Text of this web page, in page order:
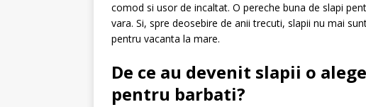
comod si usor de incaltat. O pereche buna de slapi
vara. Si, spre deosebire de anii trecuti, slapii nu mai
pentru vacanta la mare.
De ce au devenit slapii o
pentru barbati?